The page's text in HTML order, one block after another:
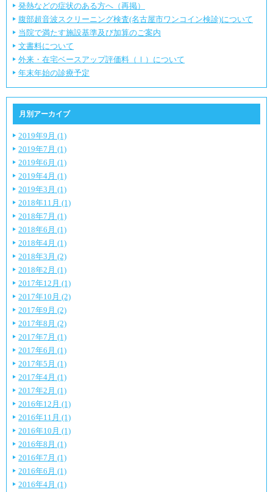
発熱などの症状のある方へ（再掲）
腹部超音波スクリーニング検査(名古屋市ワンコイン検診)について
当院で満たす施設基準及び加算のご案内
文書料について
外来・在宅ベースアップ評価料（Ⅰ）について
年末年始の診療予定
月別アーカイブ
2019年9月 (1)
2019年7月 (1)
2019年6月 (1)
2019年4月 (1)
2019年3月 (1)
2018年11月 (1)
2018年7月 (1)
2018年6月 (1)
2018年4月 (1)
2018年3月 (2)
2018年2月 (1)
2017年12月 (1)
2017年10月 (2)
2017年9月 (2)
2017年8月 (2)
2017年7月 (1)
2017年6月 (1)
2017年5月 (1)
2017年4月 (1)
2017年2月 (1)
2016年12月 (1)
2016年11月 (1)
2016年10月 (1)
2016年8月 (1)
2016年7月 (1)
2016年6月 (1)
2016年4月 (1)